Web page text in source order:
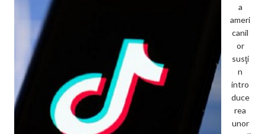
a
ameri
canil
or
susţi
n
intro
duce
rea
unor